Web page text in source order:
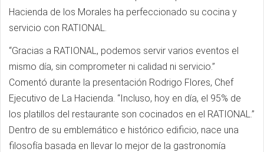
Hacienda de los Morales ha perfeccionado su cocina y
servicio con RATIONAL.
“Gracias a RATIONAL, podemos servir varios eventos el
mismo día, sin comprometer ni calidad ni servicio.”
Comentó durante la presentación Rodrigo Flores, Chef
Ejecutivo de La Hacienda. “Incluso, hoy en día, el 95% de
los platillos del restaurante son cocinados en el RATIONAL.”
Dentro de su emblemático e histórico edificio, nace una
filosofía basada en llevar lo mejor de la gastronomía